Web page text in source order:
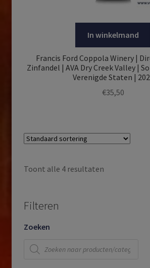
In winkelmand
Francis Ford Coppola Winery |
Zinfandel | AVA Dry Creek Valley |
Verenigde Staten |
€35,50
Toont alle 4 resultaten
Filteren
Zoeken
Producten
zoeken